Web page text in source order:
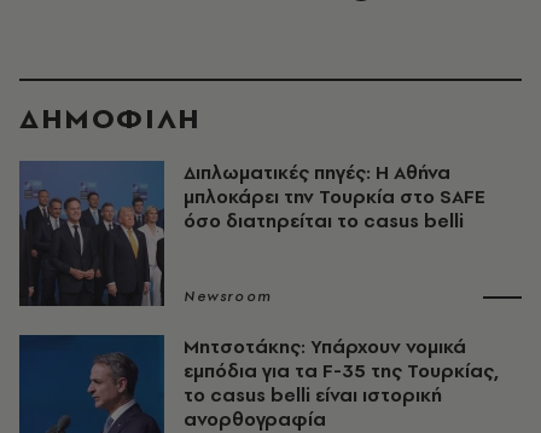
ΔΗΜΟΦΙΛΗ
Διπλωματικές πηγές: Η Αθήνα
μπλοκάρει την Τουρκία στο SAFE
όσο διατηρείται το casus belli
Newsroom
Μητσοτάκης: Υπάρχουν νομικά
εμπόδια για τα F-35 της Τουρκίας,
το casus belli είναι ιστορική
ανορθογραφία